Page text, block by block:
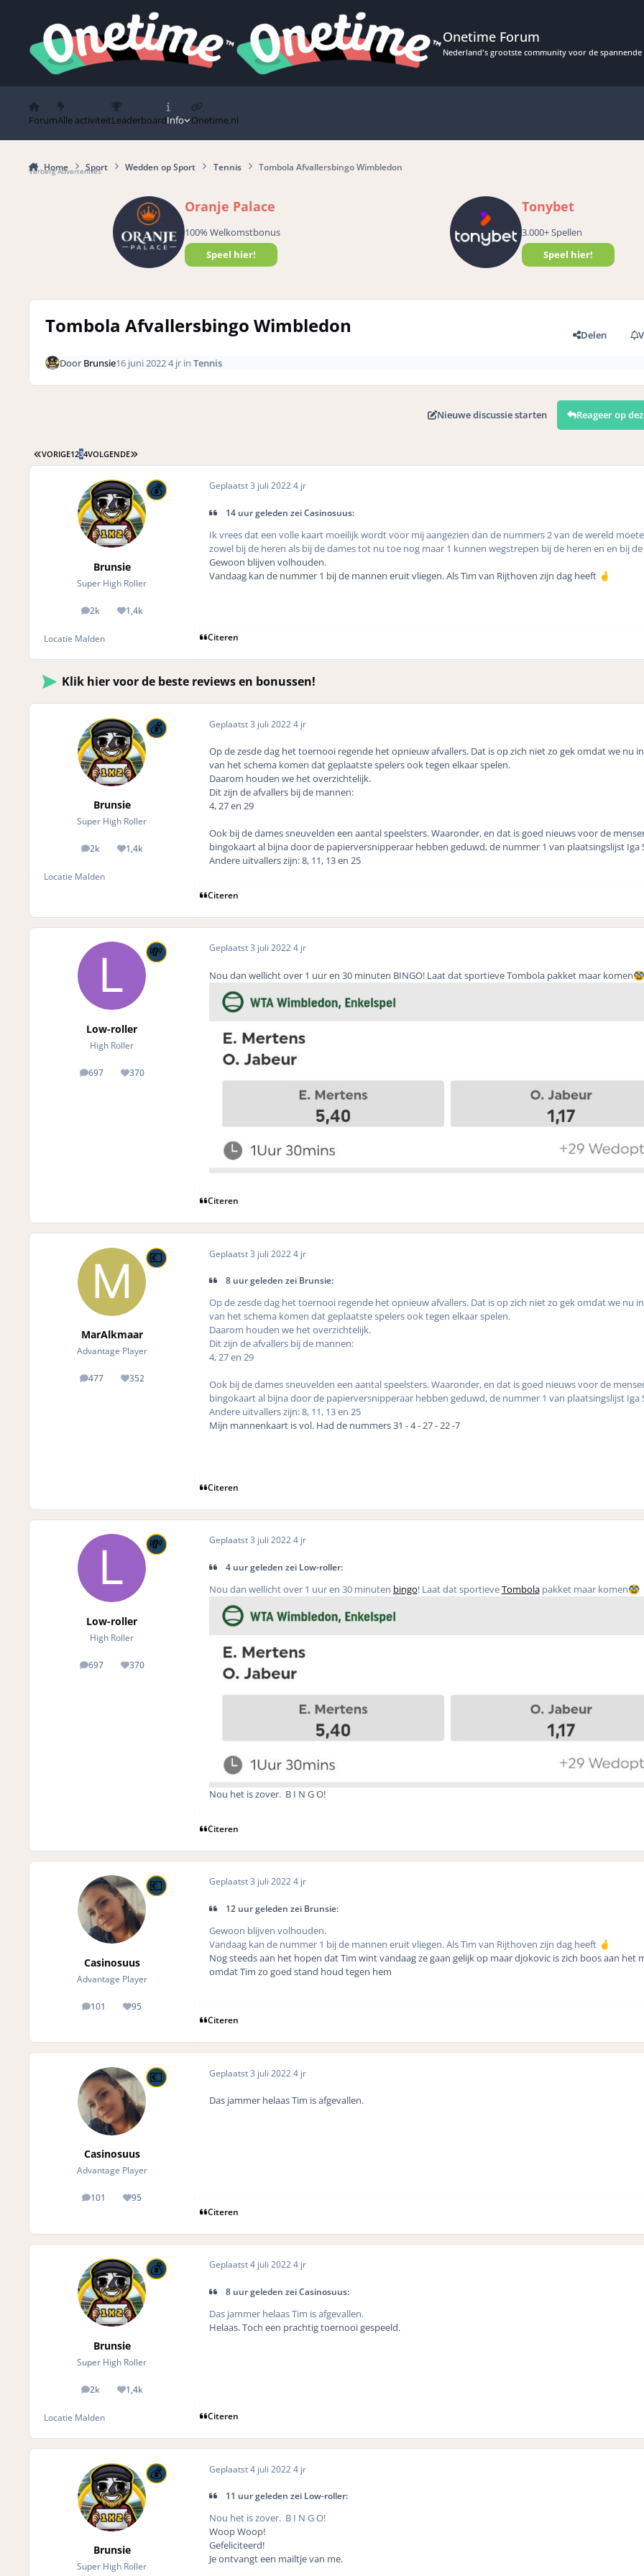
Onetime Forum
Nederland's grootste community voor de spannende
ForumAlle activiteitLeaderboardInfo Onetime.nl
Home Sport Wedden op Sport Tennis Tombola Afvallersbingo Wimbledon
Verberg Advertenties
Oranje Palace
100% Welkomstbonus
Speel hier!
Tonybet
3.000+ Spellen
Speel hier!
Tombola Afvallersbingo Wimbledon Delen
DoorBrunsie16 juni 20224 jrin Tennis
Nieuwe discussie starten Reageer op
EERSTE PAGINA
VORIGE1234VOLGENDE LAATSTE PAGINA
Brunsie
Super High Roller
2k
posts 1,4k
Reputation
Locatie Malden
Geplaatst3 juli 20224 jr
14 uur geleden zei Casinosuus:
Ik vrees dat een volle kaart moeilijk wordt voor mij aangezien dan de nummers 2 van de wereld
zowel bij de heren als bij de dames tot nu toe nog maar 1 kunnen wegstrepen bij de heren en en bij
Gewoon blijven volhouden.
Vandaag kan de nummer 1 bij de mannen eruit vliegen. Als Tim van Rijthoven zijn dag heeft 🤞
Citeren
Klik hier voor de beste reviews en bonussen!
Brunsie
Super High Roller
2k
posts 1,4k
Reputation
Locatie Malden
Geplaatst3 juli 20224 jr
Op de zesde dag het toernooi regende het opnieuw afvallers. Dat is op zich niet zo gek omdat we nu
van het schema komen dat geplaatste spelers ook tegen elkaar spelen.
Daarom houden we het overzichtelijk.
Dit zijn de afvallers bij de mannen:
4, 27 en 29
Ook bij de dames sneuvelden een aantal speelsters. Waaronder, en dat is goed nieuws voor de
bingokaart al bijna door de papierversnipperaar hebben geduwd, de nummer 1 van plaatsingslijst Iga
Andere uitvallers zijn: 8, 11, 13 en 25
Citeren
Low-roller
High Roller
697
posts 370
Reputation
Geplaatst3 juli 20224 jr
Nou dan wellicht over 1 uur en 30 minuten BINGO! Laat dat sportieve Tombola pakket maar komen🥸
Citeren
MarAlkmaar
Advantage Player
477
posts 352
Reputation
Geplaatst3 juli 20224 jr
8 uur geleden zei Brunsie:
Op de zesde dag het toernooi regende het opnieuw afvallers. Dat is op zich niet zo gek omdat we nu
van het schema komen dat geplaatste spelers ook tegen elkaar spelen.
Daarom houden we het overzichtelijk.
Dit zijn de afvallers bij de mannen:
4, 27 en 29
Ook bij de dames sneuvelden een aantal speelsters. Waaronder, en dat is goed nieuws voor de
bingokaart al bijna door de papierversnipperaar hebben geduwd, de nummer 1 van plaatsingslijst Iga
Andere uitvallers zijn: 8, 11, 13 en 25
Mijn mannenkaart is vol. Had de nummers 31 - 4 - 27 - 22 -7
Citeren
Low-roller
High Roller
697
posts 370
Reputation
Geplaatst3 juli 20224 jr
4 uur geleden zei Low-roller:
Nou dan wellicht over 1 uur en 30 minuten bingo! Laat dat sportieveTombolapakket maar komen🥸
Nou het is zover. B I N G O!
Citeren
Casinosuus
Advantage Player
101
posts 95
Reputation
Geplaatst3 juli 20224 jr
12 uur geleden zei Brunsie:
Gewoon blijven volhouden.
Vandaag kan de nummer 1 bij de mannen eruit vliegen. Als Tim van Rijthoven zijn dag heeft 🤞
Nog steeds aan het hopen dat Tim wint vandaag ze gaan gelijk op maar djokovic is zich boos aan het
omdat Tim zo goed stand houd tegen hem
Citeren
Casinosuus
Advantage Player
101
posts 95
Reputation
Geplaatst3 juli 20224 jr
Das jammer helaas Tim is afgevallen.
Citeren
Brunsie
Super High Roller
2k
posts 1,4k
Reputation
Locatie Malden
Geplaatst4 juli 20224 jr
8 uur geleden zei Casinosuus:
Das jammer helaas Tim is afgevallen.
Helaas. Toch een prachtig toernooi gespeeld.
Citeren
Brunsie
Super High Roller
Geplaatst4 juli 20224 jr
11 uur geleden zei Low-roller:
Nou het is zover. B I N G O!
Woop Woop!
Gefeliciteerd!
Je ontvangt een mailtje van me.